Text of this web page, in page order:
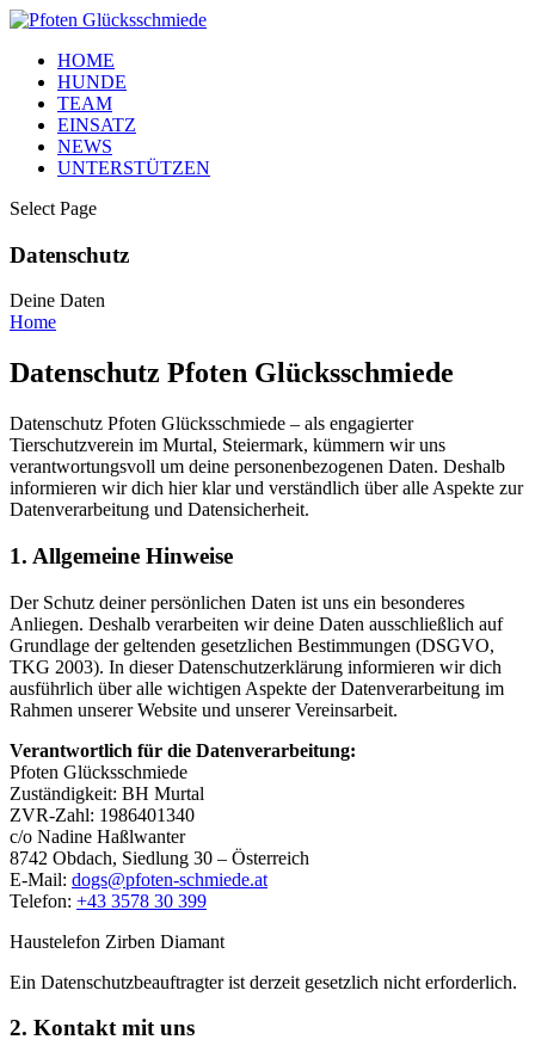
HOME
HUNDE
TEAM
EINSATZ
NEWS
UNTERSTÜTZEN
Select Page
Datenschutz
Deine Daten
Home
Datenschutz Pfoten Glücksschmiede
Datenschutz Pfoten Glücksschmiede – als engagierter
Tierschutzverein im Murtal, Steiermark, kümmern wir uns
verantwortungsvoll um deine personenbezogenen Daten. Deshalb
informieren wir dich hier klar und verständlich über alle Aspekte zur
Datenverarbeitung und Datensicherheit.
1. Allgemeine Hinweise
Der Schutz deiner persönlichen Daten ist uns ein besonderes
Anliegen. Deshalb verarbeiten wir deine Daten ausschließlich auf
Grundlage der geltenden gesetzlichen Bestimmungen (DSGVO,
TKG 2003). In dieser Datenschutzerklärung informieren wir dich
ausführlich über alle wichtigen Aspekte der Datenverarbeitung im
Rahmen unserer Website und unserer Vereinsarbeit.
Verantwortlich für die Datenverarbeitung:
Pfoten Glücksschmiede
Zuständigkeit: BH Murtal
ZVR-Zahl: 1986401340
c/o Nadine Haßlwanter
8742 Obdach, Siedlung 30 – Österreich
E-Mail: dogs@pfoten-schmiede.at
Telefon: +43 3578 30 399
Haustelefon Zirben Diamant
Ein Datenschutzbeauftragter ist derzeit gesetzlich nicht erforderlich.
2. Kontakt mit uns